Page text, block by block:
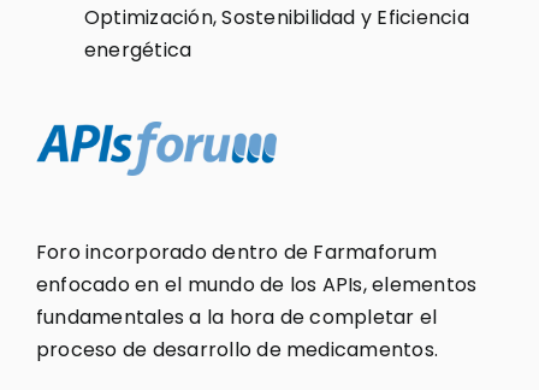
Optimización, Sostenibilidad y Eficiencia
energética
Foro incorporado dentro de Farmaforum
enfocado en el mundo de los APIs, elementos
fundamentales a la hora de completar el
proceso de desarrollo de medicamentos.